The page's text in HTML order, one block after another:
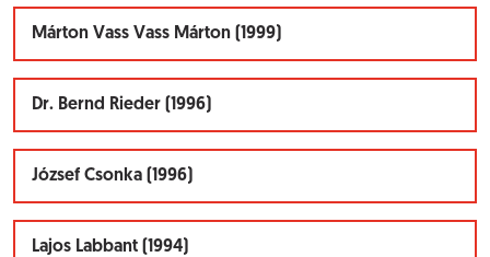
Márton Vass Vass Márton (1999)
Dr. Bernd Rieder (1996)
József Csonka (1996)
Lajos Labbant (1994)